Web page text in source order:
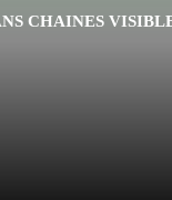
CHAINES